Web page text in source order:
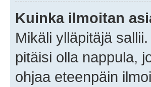
Kuinka ilmoitan
Mikäli ylläpitäjä
pitäisi olla nappula,
ohjaa eteenpäin